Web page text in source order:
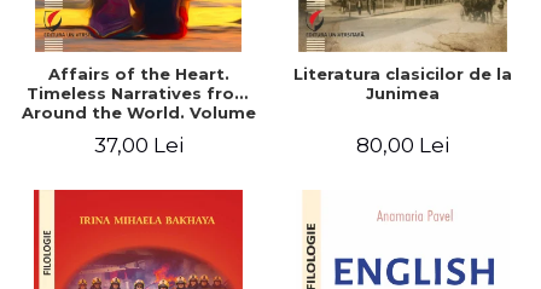
Affairs of the Heart.
Timeless Narratives from
Around the World. Volume
37,00 Lei
Literatura clasicilor de la
Junimea
80,00 Lei